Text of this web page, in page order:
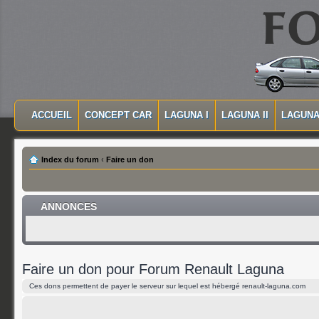
MENU PRINCIPAL
ACCUEIL CONCEPT CAR LAGUNA I LAGUNA II
Index du forum ‹ Faire un don
ANNONCES
Faire un don pour Forum Renault Laguna
Ces dons permettent de payer le serveur sur lequel est hébergé renault-laguna.com